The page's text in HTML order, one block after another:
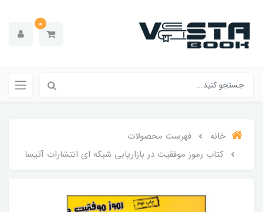
0
خانه
فهرست محصولات
کتاب رموز موفقیت در بازاریابی شبکه ای انتشارات آتیسا